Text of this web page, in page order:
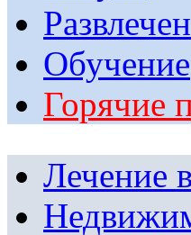
Обучение
Горячие
Лечение